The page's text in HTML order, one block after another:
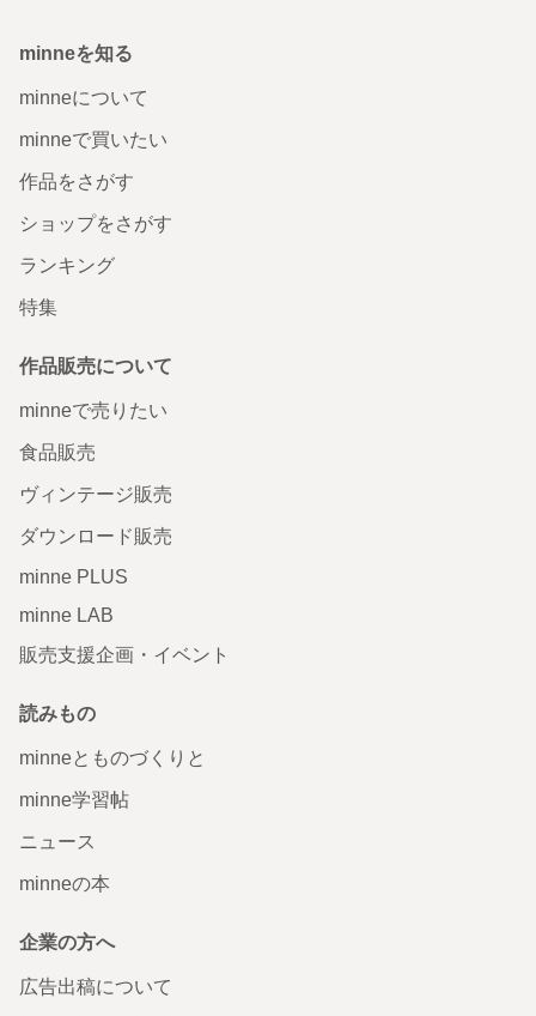
minneを知る
minneについて
minneで買いたい
作品をさがす
ショップをさがす
ランキング
特集
作品販売について
minneで売りたい
食品販売
ヴィンテージ販売
ダウンロード販売
minne PLUS
minne LAB
販売支援企画・イベント
読みもの
minneとものづくりと
minne学習帖
ニュース
minneの本
企業の方へ
広告出稿について